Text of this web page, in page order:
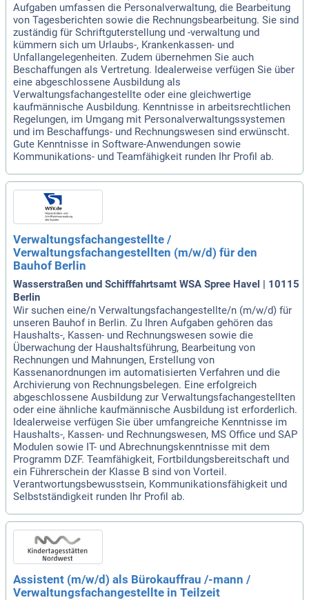
Aufgaben umfassen die Personalverwaltung, die Bearbeitung
von Tagesberichten sowie die Rechnungsbearbeitung. Sie sind
zuständig für Schriftguterstellung und -verwaltung und
kümmern sich um Urlaubs-, Krankenkassen- und
Unfallangelegenheiten. Zudem übernehmen Sie auch
Beschaffungen als Vertretung. Idealerweise verfügen Sie über
eine abgeschlossene Ausbildung als
Verwaltungsfachangestellte oder eine gleichwertige
kaufmännische Ausbildung. Kenntnisse in arbeitsrechtlichen
Regelungen, im Umgang mit Personalverwaltungssystemen
und im Beschaffungs- und Rechnungswesen sind erwünscht.
Gute Kenntnisse in Software-Anwendungen sowie
Kommunikations- und Teamfähigkeit runden Ihr Profil ab.
Verwaltungsfachangestellte /
Verwaltungsfachangestellten (m/w/d) für den
Bauhof Berlin
Wasserstraßen und Schifffahrtsamt WSA Spree Havel | 10115
Berlin
Wir suchen eine/n Verwaltungsfachangestellte/n (m/w/d) für
unseren Bauhof in Berlin. Zu Ihren Aufgaben gehören das
Haushalts-, Kassen- und Rechnungswesen sowie die
Überwachung der Haushaltsführung, Bearbeitung von
Rechnungen und Mahnungen, Erstellung von
Kassenanordnungen im automatisierten Verfahren und die
Archivierung von Rechnungsbelegen. Eine erfolgreich
abgeschlossene Ausbildung zur Verwaltungsfachangestellten
oder eine ähnliche kaufmännische Ausbildung ist erforderlich.
Idealerweise verfügen Sie über umfangreiche Kenntnisse im
Haushalts-, Kassen- und Rechnungswesen, MS Office und SAP
Modulen sowie IT- und Abrechnungskenntnisse mit dem
Programm DZF. Teamfähigkeit, Fortbildungsbereitschaft und
ein Führerschein der Klasse B sind von Vorteil.
Verantwortungsbewusstsein, Kommunikationsfähigkeit und
Selbstständigkeit runden Ihr Profil ab.
Assistent (m/w/d) als Bürokauffrau /-mann /
Verwaltungsfachangestellte in Teilzeit